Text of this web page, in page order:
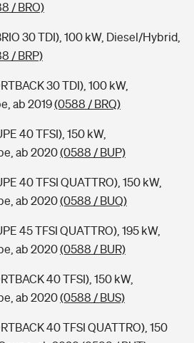
/ BRO)
30 TDI), 100 kW, Diesel/Hybrid,
/ BRP)
30 TDI), 100 kW,
ab 2019(0588 / BRQ)
40 TFSI), 150 kW,
ab 2020(0588 / BUP)
40 TFSI QUATTRO), 150 kW,
ab 2020(0588 / BUQ)
45 TFSI QUATTRO), 195 kW,
ab 2020(0588 / BUR)
40 TFSI), 150 kW,
ab 2020(0588 / BUS)
40 TFSI QUATTRO), 150